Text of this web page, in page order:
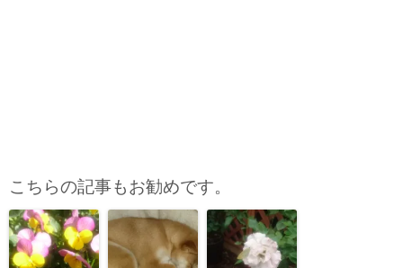
こちらの記事もお勧めです。